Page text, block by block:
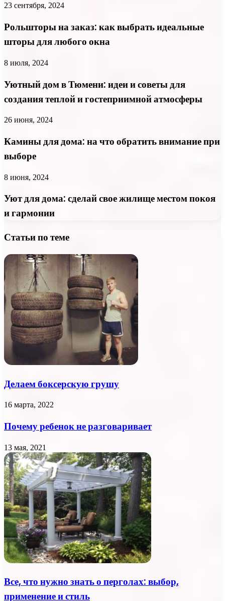
23 сентября, 2024
Рольшторы на заказ: как выбрать идеальные
шторы для любого окна
8 июля, 2024
Уютный дом в Тюмени: идеи и советы для
создания теплой и гостеприимной атмосферы
26 июня, 2024
Камины для дома: на что обратить внимание при
выборе
8 июня, 2024
Уют для дома: сделай свое жилище местом покоя
и гармонии
Статьи по теме
Делаем боксерскую грушу
16 марта, 2022
Почему ребенок не разговаривает
13 мая, 2021
Все, что нужно знать о перголах: выбор,
применение и стиль